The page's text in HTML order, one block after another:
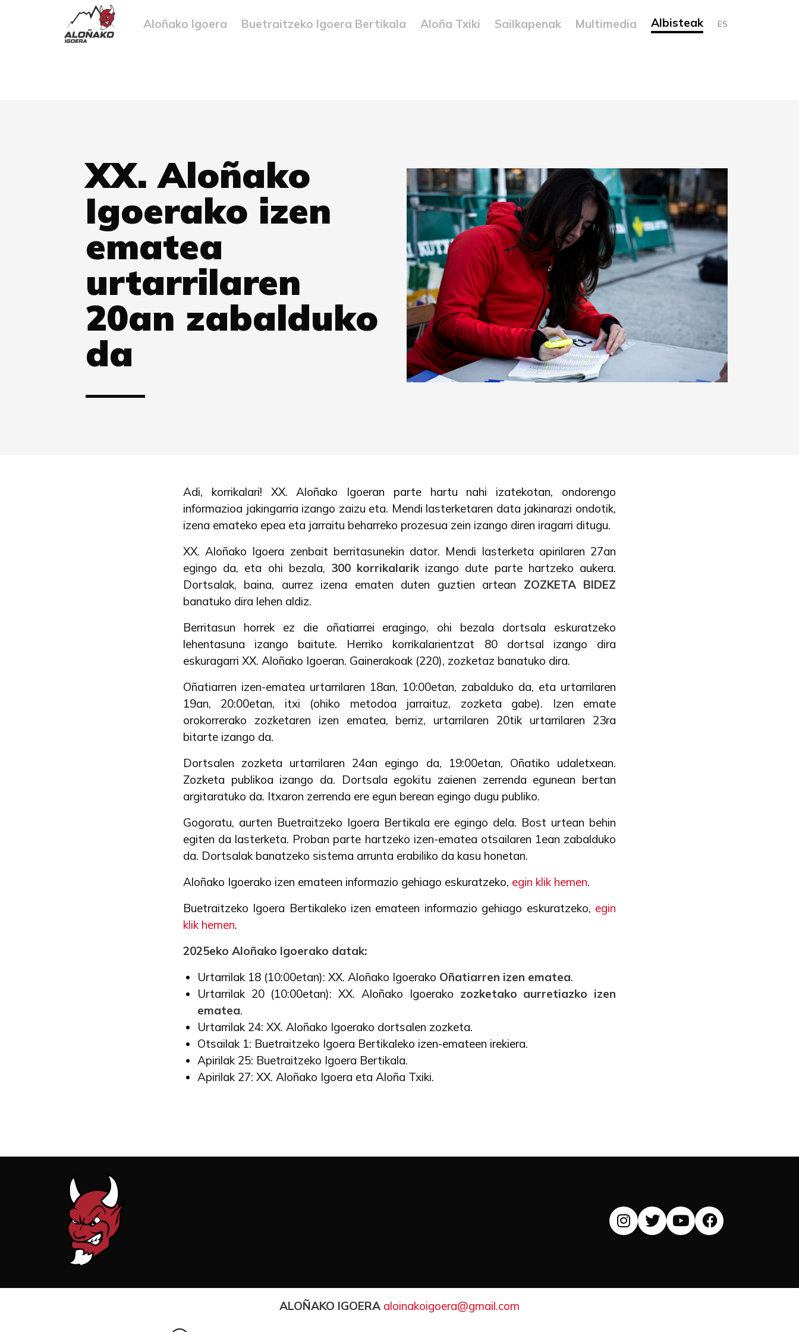
Aloñako Igoera Buetraitzeko Igoera Bertikala Aloña Txiki Sailkapenak Multimedia Albisteak ES
XX. Aloñako
Igoerako izen
ematea
urtarrilaren
20an zabalduko
da
Adi, korrikalari! XX. Aloñako Igoeran parte hartu nahi izatekotan, ondorengo
informazioa jakingarria izango zaizu eta. Mendi lasterketaren data jakinarazi ondotik,
izena emateko epea eta jarraitu beharreko prozesua zein izango diren iragarri ditugu.
XX. Aloñako Igoera zenbait berritasunekin dator. Mendi lasterketa apirilaren 27an
egingo da, eta ohi bezala, 300 korrikalarikizango dute parte hartzeko aukera.
Dortsalak, baina, aurrez izena ematen duten guztien artean ZOZKETA BIDEZ
banatuko dira lehen aldiz.
Berritasun horrek ez die oñatiarrei eragingo, ohi bezala dortsala eskuratzeko
lehentasuna izango baitute. Herriko korrikalarientzat 80 dortsal izango dira
eskuragarri XX. Aloñako Igoeran. Gainerakoak (220), zozketaz banatuko dira.
Oñatiarren izen-ematea urtarrilaren 18an, 10:00etan, zabalduko da, eta urtarrilaren
19an, 20:00etan, itxi (ohiko metodoa jarraituz, zozketa gabe). Izen emate
orokorrerako zozketaren izen ematea, berriz, urtarrilaren 20tik urtarrilaren 23ra
bitarte izango da.
Dortsalen zozketa urtarrilaren 24an egingo da, 19:00etan, Oñatiko udaletxean.
Zozketa publikoa izango da. Dortsala egokitu zaienen zerrenda egunean bertan
argitaratuko da. Itxaron zerrenda ere egun berean egingo dugu publiko.
Gogoratu, aurten Buetraitzeko Igoera Bertikala ere egingo dela. Bost urtean behin
egiten da lasterketa. Proban parte hartzeko izen-ematea otsailaren 1ean zabalduko
da. Dortsalak banatzeko sistema arrunta erabiliko da kasu honetan.
Aloñako Igoerako izen emateen informazio gehiago eskuratzeko, egin klik hemen.
Buetraitzeko Igoera Bertikaleko izen emateen informazio gehiago eskuratzeko, egin
klik hemen.
2025eko Aloñako Igoerako datak:
Urtarrilak 18 (10:00etan): XX. Aloñako Igoerako Oñatiarren izen ematea.
Urtarrilak 20 (10:00etan): XX. Aloñako Igoerako zozketako aurretiazko izen
ematea.
Urtarrilak 24: XX. Aloñako Igoerako dortsalen zozketa.
Otsailak 1: Buetraitzeko Igoera Bertikaleko izen-emateen irekiera.
Apirilak 25: Buetraitzeko Igoera Bertikala.
Apirilak 27: XX. Aloñako Igoera eta Aloña Txiki.
ALOÑAKO IGOERA aloinakoigoera@gmail.com